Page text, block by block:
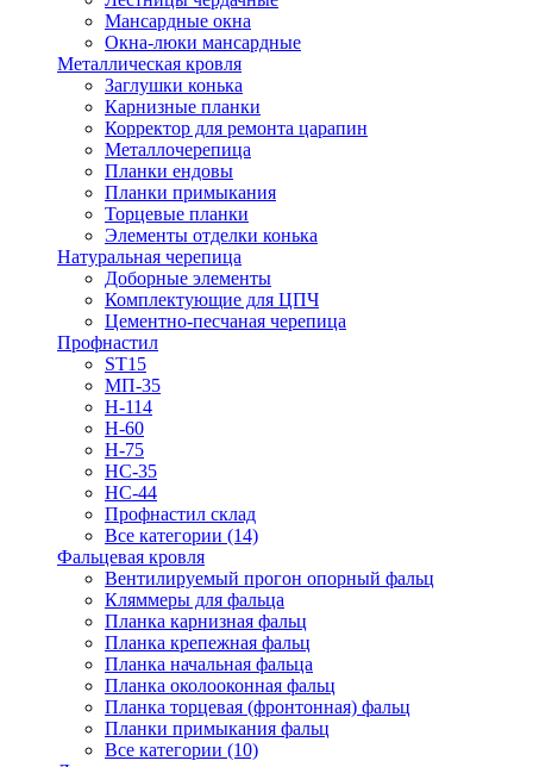
Мансардные окна
Окна-люки мансардные
Металлическая кровля
Заглушки конька
Карнизные планки
Корректор для ремонта царапин
Металлочерепица
Планки ендовы
Планки примыкания
Торцевые планки
Элементы отделки конька
Натуральная черепица
Доборные элементы
Комплектующие для ЦПЧ
Цементно-песчаная черепица
Профнастил
ST15
МП-35
Н-114
Н-60
Н-75
НС-35
НС-44
Профнастил склад
Все категории (14)
Фальцевая кровля
Вентилируемый прогон опорный фальц
Кляммеры для фальца
Планка карнизная фальц
Планка крепежная фальц
Планка начальная фальца
Планка околооконная фальц
Планка торцевая (фронтонная) фальц
Планки примыкания фальц
Все категории (10)